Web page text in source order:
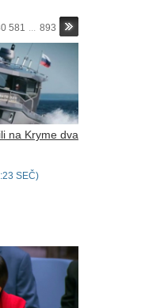
581 ... 893
na Kryme dva
SEČ)